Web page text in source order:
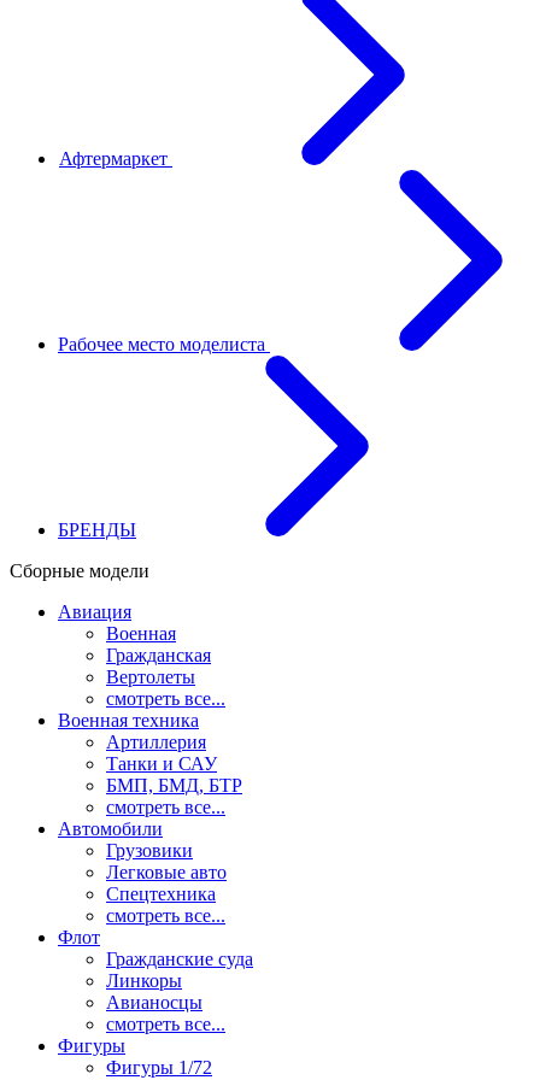
Афтермаркет
Рабочее место моделиста
БРЕНДЫ
Сборные модели
Авиация
Военная
Гражданская
Вертолеты
смотреть все...
Военная техника
Артиллерия
Танки и САУ
БМП, БМД, БТР
смотреть все...
Автомобили
Грузовики
Легковые авто
Спецтехника
смотреть все...
Флот
Гражданские суда
Линкоры
Авианосцы
смотреть все...
Фигуры
Фигуры 1/72